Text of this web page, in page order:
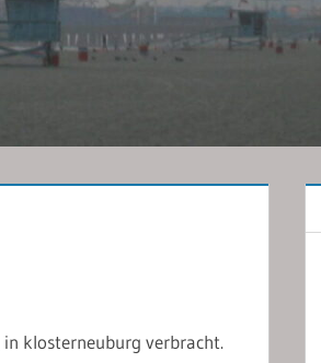
in klosterneuburg verbracht.